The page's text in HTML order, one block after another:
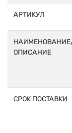
АРТИКУЛ
ОПИСАНИЕ
СРОК ПОСТАВКИ